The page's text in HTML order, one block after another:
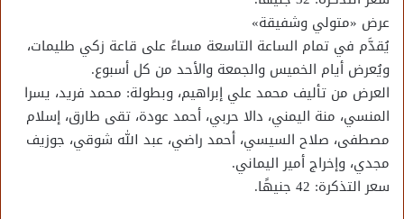
عرض «متولي وشفيقة»
يُقدَّم في تمام الساعة التاسعة مساءً على قاعة زكي طليمات،
ويُعرض أيام الخميس والجمعة والأحد من كل أسبوع.
العرض من تأليف محمد علي إبراهيم، وبطولة: محمد فريد، يسرا
المنسي، منة اليمني، دالا حربي، أحمد عودة، تقى طارق، إسلام
مصطفى، صلاح السيسي، أحمد راضي، عبد الله شوقي، جوزيف
مجدي، وإخراج أمير اليماني.
سعر التذكرة: 42 جنيهًا.